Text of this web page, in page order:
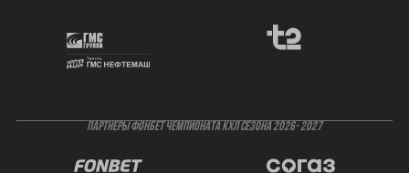
ПАРТНЕРЫ ФОНБЕТ ЧЕМПИОНАТА КХЛ СЕЗОНА 2026- 2027